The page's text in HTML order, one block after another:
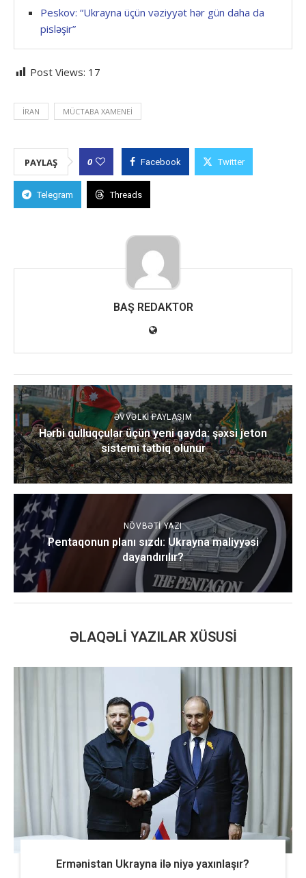
Peskov: “Ukrayna üçün vəziyyət hər gün daha da
pisləşir”
Post Views: 17
İRAN MÜCTABA XAMENEI
PAYLAŞ 0 Facebook Twitter
Telegram Threads
BAŞ REDAKTOR
ƏVVƏLKI PAYLAŞIM
Hərbi qulluqçular üçün yeni qayda: şəxsi jeton
sistemi tətbiq olunur
NÖVBƏTI YAZI
Pentaqonun planı sızdı: Ukrayna maliyyəsi
dayandırılır?
ƏLAQƏLI YAZILAR XÜSUSI
Ermənistan Ukrayna ilə niyə yaxınlaşır?